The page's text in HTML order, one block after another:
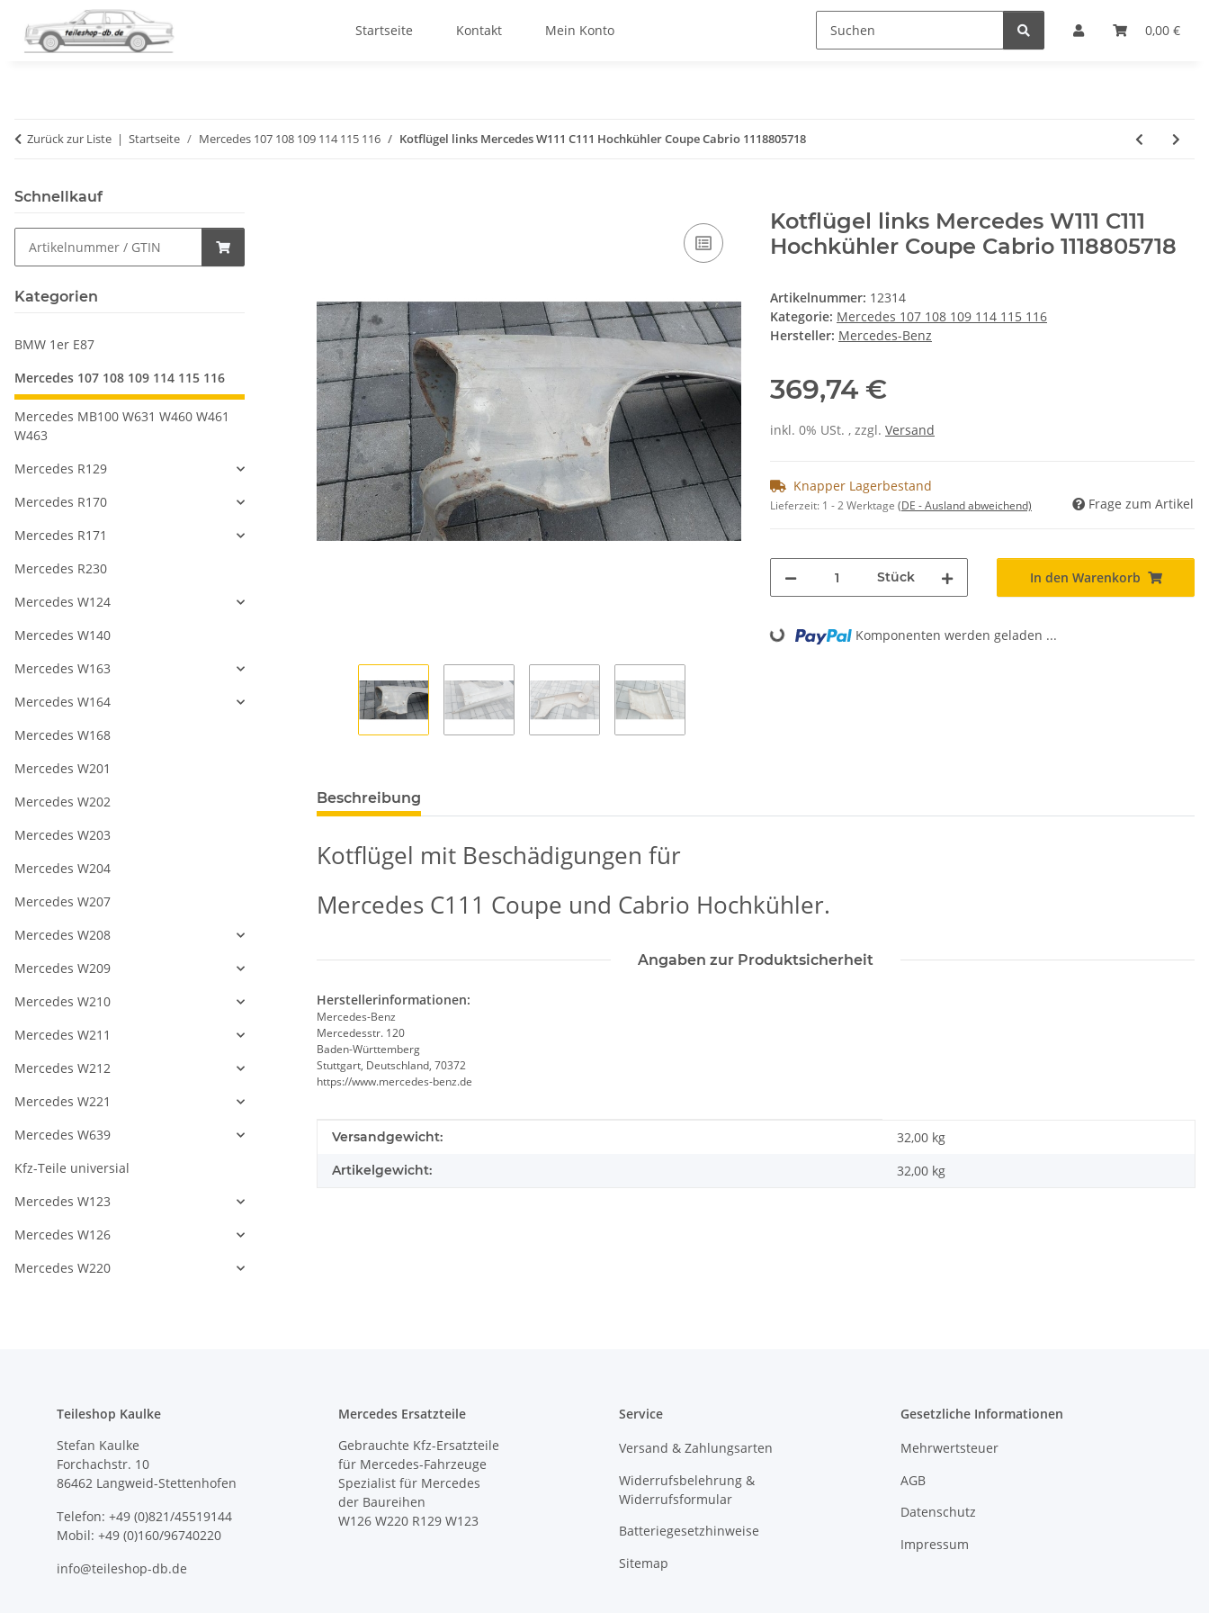
0,00 €
Startseite Kontakt Mein Konto
Zurück zur Liste Startseite Mercedes 107 108 109 114 115 116 Kotflügel links Mercedes W111 C111 Hochkühler Coupe Cabrio 1118805718
Kotflügel links Mercedes W111 C111
Hochkühler Coupe Cabrio 1118805718
Artikelnummer: 12314
Kategorie: Mercedes 107 108 109 114 115 116
Hersteller: Mercedes-Benz
369,74 €
inkl. 0% USt. , zzgl. Versand
Knapper Lagerbestand
Lieferzeit: 1 - 2 Werktage (DE - Ausland abweichend) Frage zum Artikel
Stück In den Warenkorb
Loading... Komponenten werden geladen ...
Beschreibung
Kotflügel mit Beschädigungen für
Mercedes C111 Coupe und Cabrio Hochkühler.
Angaben zur Produktsicherheit
Herstellerinformationen:
Mercedes-Benz
Mercedesstr. 120
Baden-Württemberg
Stuttgart, Deutschland, 70372
https://www.mercedes-benz.de
Produkteigenschaft
Wert
Versandgewicht: 32,00 kg
Artikelgewicht: 32,00 kg
Schnellkauf
Kategorien
BMW 1er E87
Mercedes 107 108 109 114 115 116
Mercedes MB100 W631 W460 W461
W463
Mercedes R129
Mercedes R170
Mercedes R171
Mercedes R230
Mercedes W124
Mercedes W140
Mercedes W163
Mercedes W164
Mercedes W168
Mercedes W201
Mercedes W202
Mercedes W203
Mercedes W204
Mercedes W207
Mercedes W208
Mercedes W209
Mercedes W210
Mercedes W211
Mercedes W212
Mercedes W221
Mercedes W639
Kfz-Teile universial
Mercedes W123
Mercedes W126
Mercedes W220
Teileshop Kaulke
Stefan Kaulke
Forchachstr. 10
86462 Langweid-Stettenhofen
Telefon: +49 (0)821/45519144
Mobil: +49 (0)160/96740220
info@teileshop-db.de
Mercedes Ersatzteile
Gebrauchte Kfz-Ersatzteile
für Mercedes-Fahrzeuge
Spezialist für Mercedes
der Baureihen
W126 W220 R129 W123
Service
Versand & Zahlungsarten
Widerrufsbelehrung &
Widerrufsformular
Batteriegesetzhinweise
Sitemap
Gesetzliche Informationen
Mehrwertsteuer
AGB
Datenschutz
Impressum